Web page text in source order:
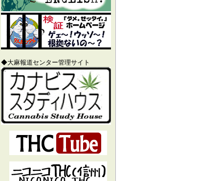
◆大麻報道センター管理サイト